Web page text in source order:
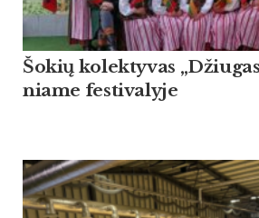
Šo­kių ko­lek­ty­vas
nia­me fes­ti­va­ly­je